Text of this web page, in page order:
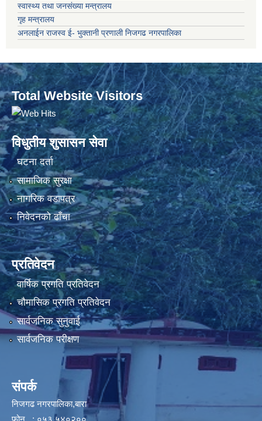
स्वास्थ्य तथा जनसंख्या मन्त्रालय
गृह मन्त्रालय
अनलाईन राजस्व ई- भुक्तानी प्रणाली निजगढ नगरपालिका
Total Website Visitors
विधुतीय शुसासन सेवा
घटना दर्ता
सामाजिक सुरक्षा
नागरिक वडापत्र
निवेदनको ढाँचा
प्रतिवेदन
वार्षिक प्रगति प्रतिवेदन
चौमासिक प्रगति प्रतिवेदन
सार्वजनिक सुनुवाई
सार्वजनिक परीक्षण
संपर्क
निजगढ नगरपालिका,बारा
फोन : ०५३ ५४०२००